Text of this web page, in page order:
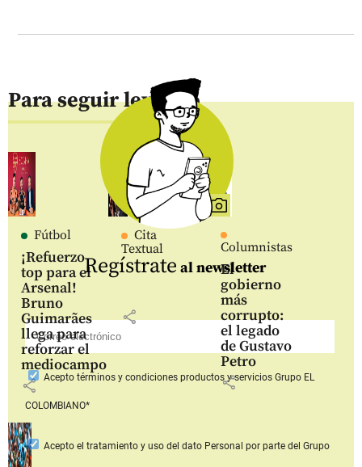
Para seguir leyendo
Fútbol
¡Refuerzo
top para el
Arsenal!
Bruno
Guimarães
llega para
reforzar el
mediocampo
share
Cita
Textual
share
Columnistas
El
gobierno
más
corrupto:
el legado
de Gustavo
Petro
share
Regístrate al newsletter
Aceptotérminos y condiciones productos y serviciosGrupo EL
COLOMBIANO*
Acepto el tratamiento y uso del dato Personal por parte del Grupo